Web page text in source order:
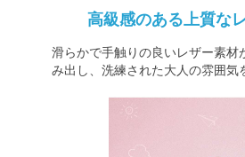
高級感のある上質な
滑らかで手触りの良いレザー素材
み出し、洗練された大人の雰囲気